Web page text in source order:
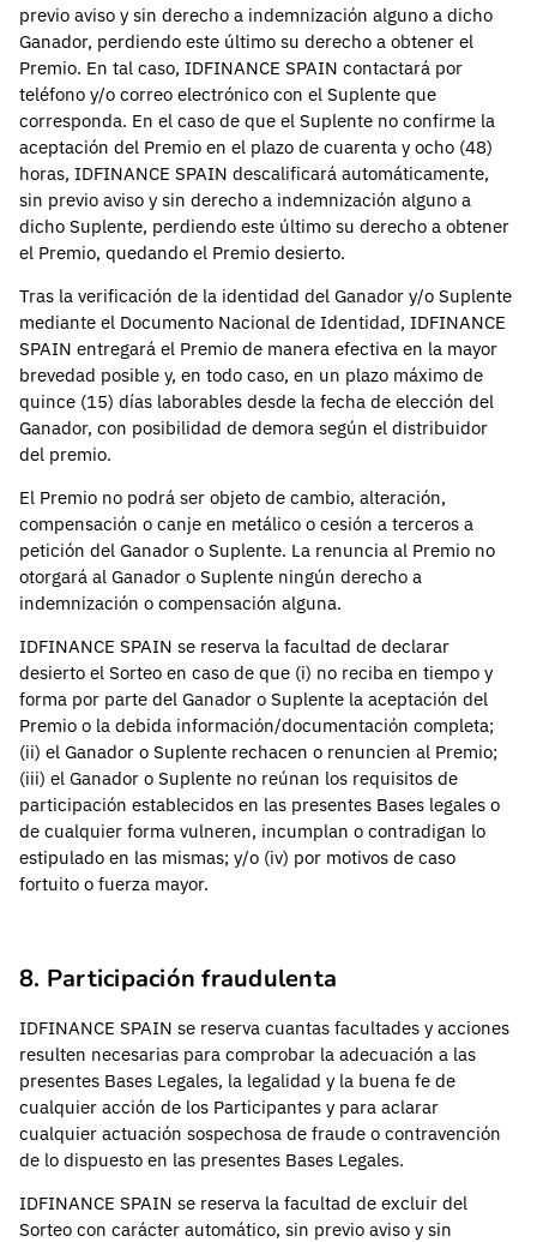
previo aviso y sin derecho a indemnización alguno a dicho
Ganador, perdiendo este último su derecho a obtener el
Premio. En tal caso, IDFINANCE SPAIN contactará por
teléfono y/o correo electrónico con el Suplente que
corresponda. En el caso de que el Suplente no confirme la
aceptación del Premio en el plazo de cuarenta y ocho (48)
horas, IDFINANCE SPAIN descalificará automáticamente,
sin previo aviso y sin derecho a indemnización alguno a
dicho Suplente, perdiendo este último su derecho a obtener
el Premio, quedando el Premio desierto.
Tras la verificación de la identidad del Ganador y/o Suplente
mediante el Documento Nacional de Identidad, IDFINANCE
SPAIN entregará el Premio de manera efectiva en la mayor
brevedad posible y, en todo caso, en un plazo máximo de
quince (15) días laborables desde la fecha de elección del
Ganador, con posibilidad de demora según el distribuidor
del premio.
El Premio no podrá ser objeto de cambio, alteración,
compensación o canje en metálico o cesión a terceros a
petición del Ganador o Suplente. La renuncia al Premio no
otorgará al Ganador o Suplente ningún derecho a
indemnización o compensación alguna.
IDFINANCE SPAIN se reserva la facultad de declarar
desierto el Sorteo en caso de que (i) no reciba en tiempo y
forma por parte del Ganador o Suplente la aceptación del
Premio o la debida información/documentación completa;
(ii) el Ganador o Suplente rechacen o renuncien al Premio;
(iii) el Ganador o Suplente no reúnan los requisitos de
participación establecidos en las presentes Bases legales o
de cualquier forma vulneren, incumplan o contradigan lo
estipulado en las mismas; y/o (iv) por motivos de caso
fortuito o fuerza mayor.
8. Participación fraudulenta
IDFINANCE SPAIN se reserva cuantas facultades y acciones
resulten necesarias para comprobar la adecuación a las
presentes Bases Legales, la legalidad y la buena fe de
cualquier acción de los Participantes y para aclarar
cualquier actuación sospechosa de fraude o contravención
de lo dispuesto en las presentes Bases Legales.
IDFINANCE SPAIN se reserva la facultad de excluir del
Sorteo con carácter automático, sin previo aviso y sin